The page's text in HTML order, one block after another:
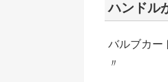
ハンドル
バルブカー
〃